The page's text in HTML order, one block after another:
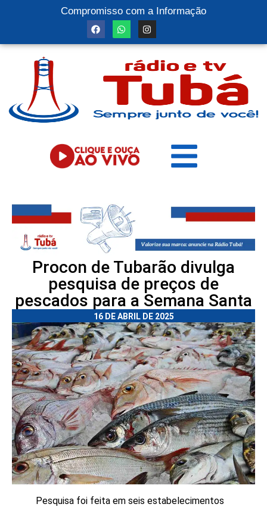
Compromisso com a Informação
Procon de Tubarão divulga
pesquisa de preços de
pescados para a Semana Santa
16 DE ABRIL DE 2025
Pesquisa foi feita em seis estabelecimentos